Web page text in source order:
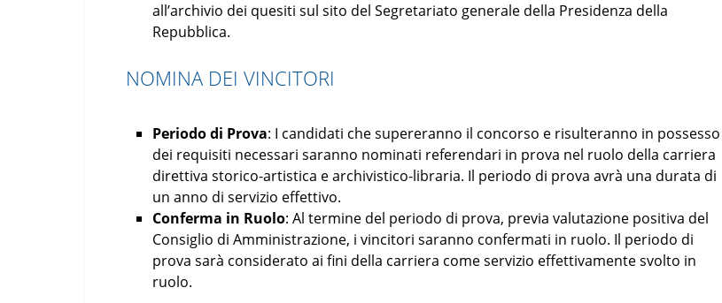
all’archivio dei quesiti sul sito del Segretariato generale della Presidenza della
Repubblica.
NOMINA DEI VINCITORI
Periodo di Prova: I candidati che supereranno il concorso e risulteranno in possesso
dei requisiti necessari saranno nominati referendari in prova nel ruolo della carriera
direttiva storico-artistica e archivistico-libraria. Il periodo di prova avrà una durata di
un anno di servizio effettivo.
Conferma in Ruolo: Al termine del periodo di prova, previa valutazione positiva del
Consiglio di Amministrazione, i vincitori saranno confermati in ruolo. Il periodo di
prova sarà considerato ai fini della carriera come servizio effettivamente svolto in
ruolo.